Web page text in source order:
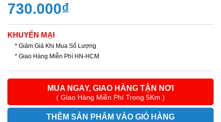
730.000₫
KHUYẾN MẠI
* Giảm Giá Khi Mua Số Lượng
* Giao Hàng Miễn Phí HN-HCM
MUA NGAY, GIAO HÀNG TẬN NƠI
( Giao Hàng Miễn Phí Trong 5Km )
THÊM SẢN PHẨM VÀO GIỎ HÀNG